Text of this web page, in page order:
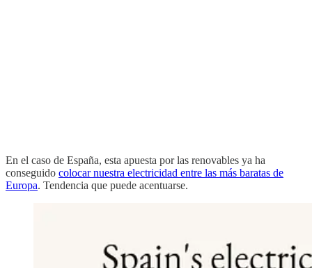
En el caso de España, esta apuesta por las renovables ya ha
conseguido colocar nuestra electricidad entre las más baratas de
Europa. Tendencia que puede acentuarse.